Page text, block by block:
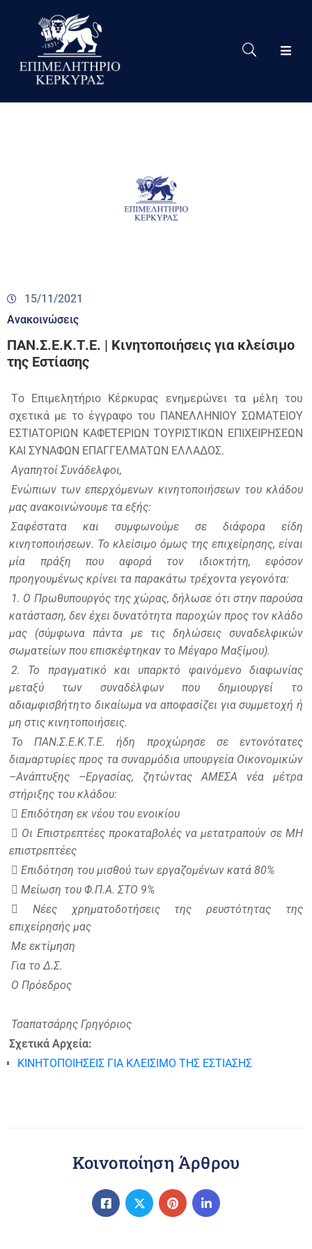
Το
Eπιμελητήριο
15/11/2021
Ανακοινώσεις
ΠΑΝ.Σ.Ε.Κ.Τ.Ε. | Κινητοποιήσεις για κλείσιμο
της Εστίασης
Tο Επιμελητήριο Κέρκυρας ενημερώνει τα μέλη του
σχετικά με το έγγραφο του ΠΑΝΕΛΛΗΝΙΟΥ ΣΩΜΑΤΕΙΟΥ
ΕΣΤΙΑΤΟΡΙΩΝ ΚΑΦΕΤΕΡΙΩΝ ΤΟΥΡΙΣΤΙΚΩΝ ΕΠΙΧΕΙΡΗΣΕΩΝ
ΚΑΙ ΣΥΝΑΦΩΝ ΕΠΑΓΓΕΛΜΑΤΩΝ ΕΛΛΑΔΟΣ.
Αγαπητοί Συνάδελφοι,
Ενώπιων των επερχόμενων κινητοποιήσεων του κλάδου
μας ανακοινώνουμε τα εξής:
Σαφέστατα και συμφωνούμε σε διάφορα είδη
κινητοποιήσεων. Το κλείσιμο όμως της επιχείρησης, είναι
μία πράξη που αφορά τον ιδιοκτήτη, εφόσον
προηγουμένως κρίνει τα παρακάτω τρέχοντα γεγονότα:
1. Ο Πρωθυπουργός της χώρας, δήλωσε ότι στην παρούσα
κατάσταση, δεν έχει δυνατότητα παροχών προς τον κλάδο
μας (σύμφωνα πάντα με τις δηλώσεις συναδελφικών
σωματείων που επισκέφτηκαν το Μέγαρο Μαξίμου).
2. Το πραγματικό και υπαρκτό φαινόμενο διαφωνίας
μεταξύ των συναδέλφων που δημιουργεί το
αδιαμφισβήτητο δικαίωμα να αποφασίζει για συμμετοχή ή
μη στις κινητοποιήσεις.
Το ΠΑΝ.Σ.Ε.Κ.Τ.Ε. ήδη προχώρησε σε εντονότατες
διαμαρτυρίες προς τα συναρμόδια υπουργεία Οικονομικών
–Ανάπτυξης –Εργασίας, ζητώντας ΑΜΕΣΑ νέα μέτρα
στήριξης του κλάδου:
 Επιδότηση εκ νέου του ενοικίου
 Οι Επιστρεπτέες προκαταβολές να μετατραπούν σε ΜΗ
επιστρεπτέες
 Επιδότηση του μισθού των εργαζομένων κατά 80%
 Μείωση του Φ.Π.Α. ΣΤΟ 9%
 Νέες χρηματοδοτήσεις της ρευστότητας της
επιχείρησής μας
Με εκτίμηση
Για το Δ.Σ.
Ο Πρόεδρος
Τσαπατσάρης Γρηγόριος
Σχετικά Αρχεία:
ΚΙΝΗΤΟΠΟΙΗΣΕΙΣ ΓΙΑ ΚΛΕΙΣΙΜΟ ΤΗΣ ΕΣΤΙΑΣΗΣ
Κοινοποίηση Άρθρου